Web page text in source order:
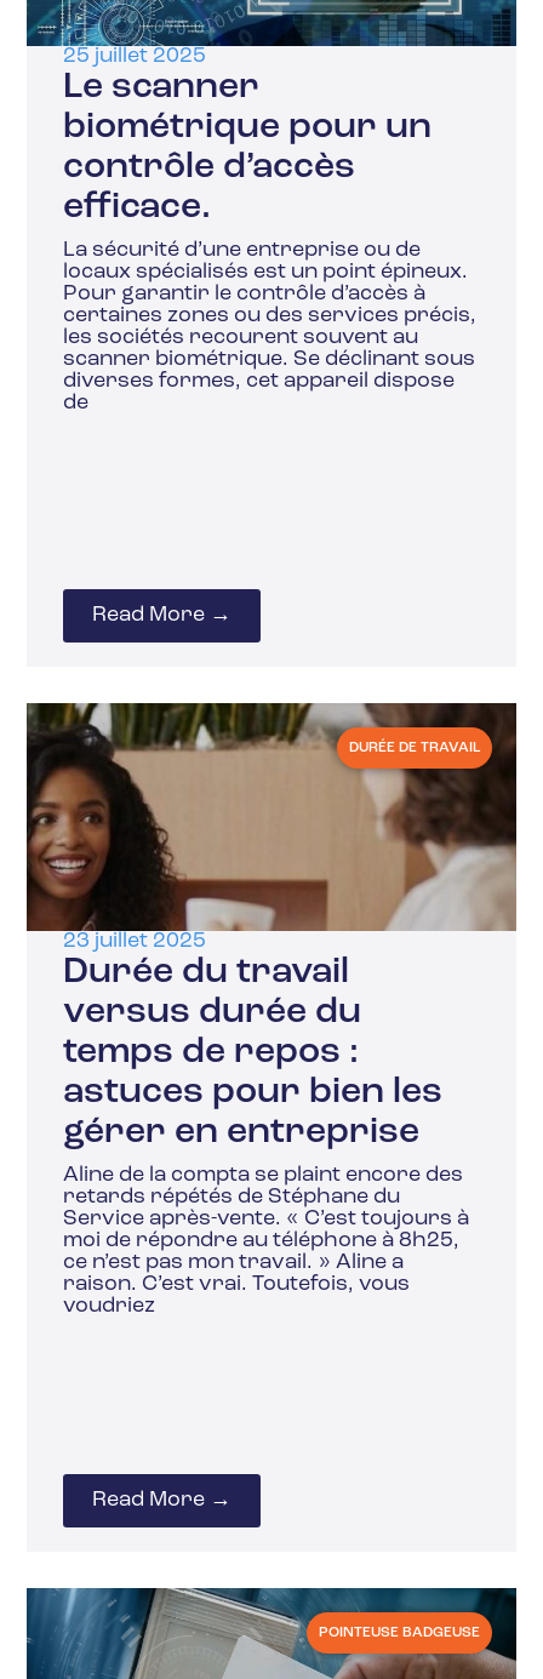
25 juillet 2025
Le scanner
biométrique pour un
contrôle d’accès
efficace.
La sécurité d’une entreprise ou de
locaux spécialisés est un point épineux.
Pour garantir le contrôle d’accès à
certaines zones ou des services précis,
les sociétés recourent souvent au
scanner biométrique. Se déclinant sous
diverses formes, cet appareil dispose
de
Read More →
DURÉE DE TRAVAIL
23 juillet 2025
Durée du travail
versus durée du
temps de repos :
astuces pour bien les
gérer en entreprise
Aline de la compta se plaint encore des
retards répétés de Stéphane du
Service après-vente. « C’est toujours à
moi de répondre au téléphone à 8h25,
ce n’est pas mon travail. » Aline a
raison. C’est vrai. Toutefois, vous
voudriez
Read More →
POINTEUSE BADGEUSE